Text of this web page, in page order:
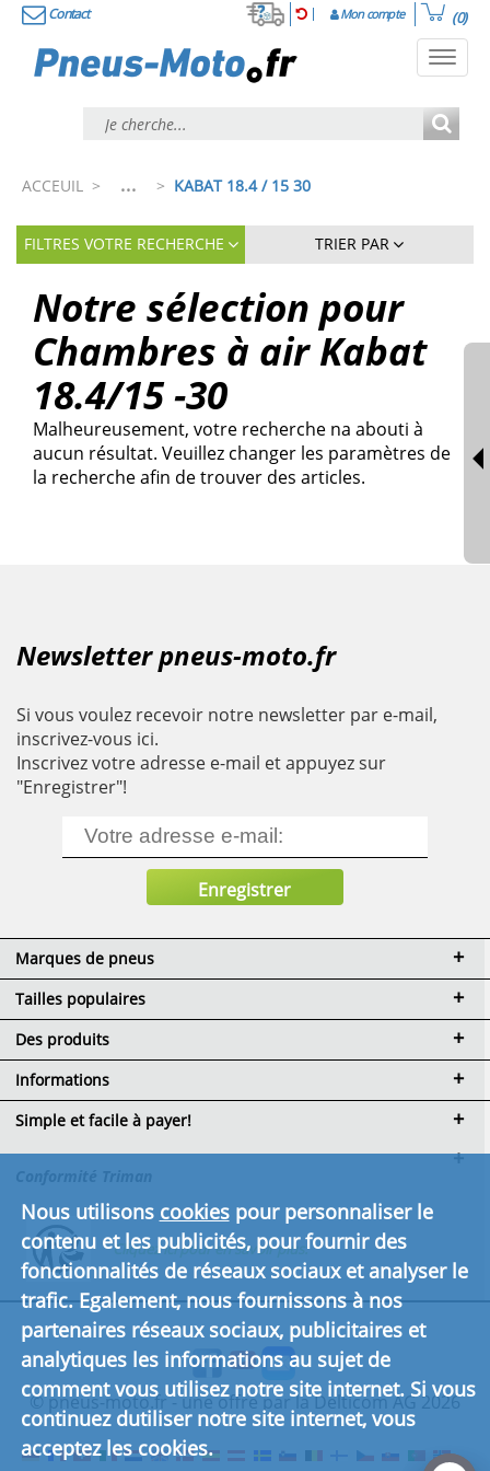
Contact Mon compte (0)
ACCEUIL > ... > KABAT 18.4 / 15 30
FILTRES VOTRE RECHERCHE TRIER PAR
Notre sélection pour
Chambres à air Kabat
18.4/15 -30
Malheureusement, votre recherche na abouti à
aucun résultat. Veuillez changer les paramètres de
la recherche afin de trouver des articles.
Newsletter pneus-moto.fr
Si vous voulez recevoir notre newsletter par e-mail,
inscrivez-vous ici.
Inscrivez votre adresse e-mail et appuyez sur
"Enregistrer"!
Marques de pneus
Tailles populaires
Des produits
Garantie année de
production 2026
Informations
Inscription partenaire de
montage
Simple et facile à payer!
Cliquez ici pour en savoir plus.
© pneus-moto.fr - une offre par la Delticom AG 2026
Nous utilisons cookiespour personnaliser le
contenu et les publicités, pour fournir des
fonctionnalités de réseaux sociaux et analyser le
trafic. Egalement, nous fournissons à nos
partenaires réseaux sociaux, publicitaires et
analytiques les informations au sujet de
comment vous utilisez notre site internet. Si vous
continuez dutiliser notre site internet, vous
acceptez les cookies.